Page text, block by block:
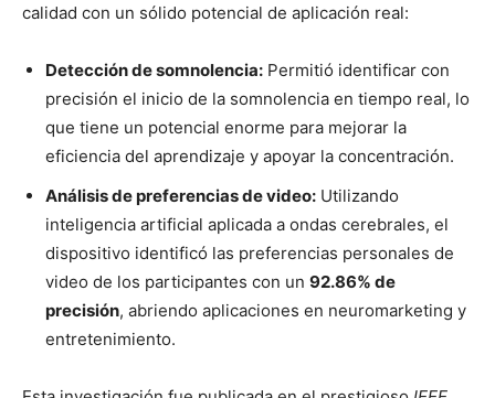
calidad con un sólido potencial de aplicación real:
Detección de somnolencia: Permitió identificar con
precisión el inicio de la somnolencia en tiempo real, lo
que tiene un potencial enorme para mejorar la
eficiencia del aprendizaje y apoyar la concentración.
Análisis de preferencias de video: Utilizando
inteligencia artificial aplicada a ondas cerebrales, el
dispositivo identificó las preferencias personales de
video de los participantes con un 92.86% de
precisión, abriendo aplicaciones en neuromarketing y
entretenimiento.